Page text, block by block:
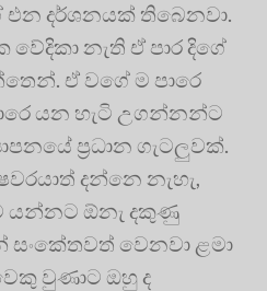
එන දර්ශනයක් තිබෙනවා.
නැති ඒ පාර දිගේ
ඒ වගේ ම පාරෙ
යන හැටි උගන්නන්ට
ප්‍රධාන ගැටලුවක්.
දන්නෙ නැහැ,
යන්නට ඕනැ දකුණු
වෙනවා ළමා
වුණාට ඔහු ද